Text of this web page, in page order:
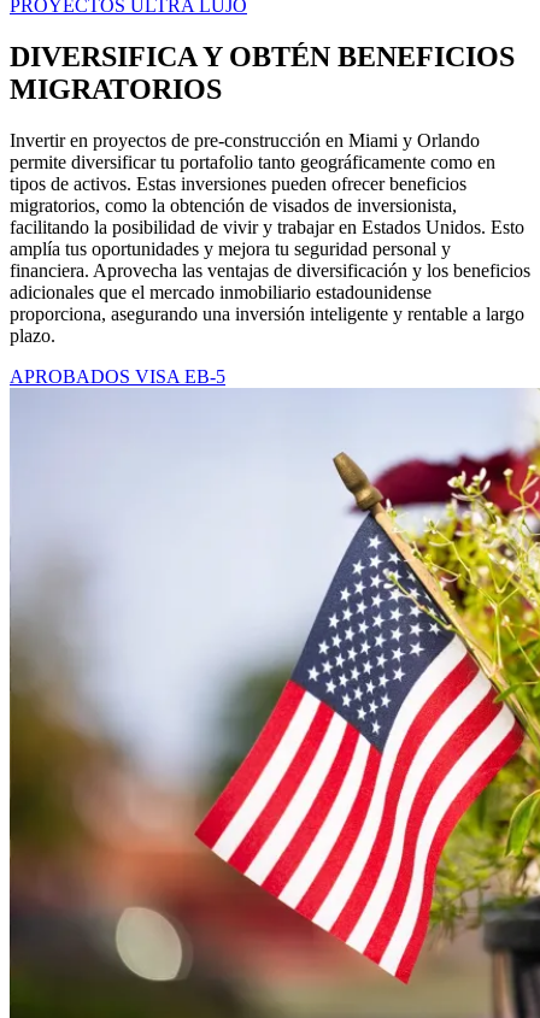
PROYECTOS ULTRA LUJO
DIVERSIFICA Y OBTÉN BENEFICIOS
MIGRATORIOS
Invertir en proyectos de pre-construcción en Miami y Orlando
permite diversificar tu portafolio tanto geográficamente como en
tipos de activos. Estas inversiones pueden ofrecer beneficios
migratorios, como la obtención de visados de inversionista,
facilitando la posibilidad de vivir y trabajar en Estados Unidos. Esto
amplía tus oportunidades y mejora tu seguridad personal y
financiera. Aprovecha las ventajas de diversificación y los beneficios
adicionales que el mercado inmobiliario estadounidense
proporciona, asegurando una inversión inteligente y rentable a largo
plazo.
APROBADOS VISA EB-5